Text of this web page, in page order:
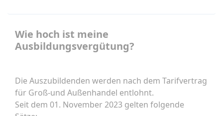
Wie hoch ist meine
Ausbildungsvergütung?
Die Auszubildenden werden nach dem Tarifvertrag
für Groß-und Außenhandel entlohnt.
Seit dem 01. November 2023 gelten folgende